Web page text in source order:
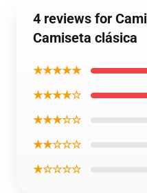
4 reviews for
Camiseta clásica
★★★★★
★★★★☆
★★★☆☆
★★☆☆☆
★☆☆☆☆